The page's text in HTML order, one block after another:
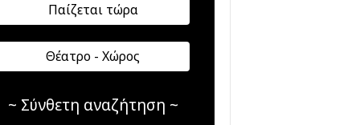
Παίζεται τώρα
Θέατρο - Χώρος
~ Σύνθετη αναζήτηση ~